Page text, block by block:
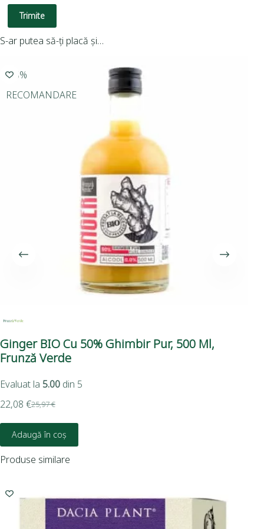
Trimite
S-ar putea să-ți placă și…
-15%
RECOMANDARE
Ginger BIO Cu 50% Ghimbir Pur, 500 Ml,
Frunză Verde
Evaluat la 5.00 din 5
25,97€
22,08 €
Adaugă în coș
Produse similare